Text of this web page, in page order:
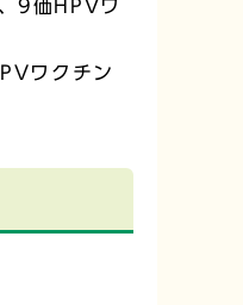
9価HPVワ
ワクチン